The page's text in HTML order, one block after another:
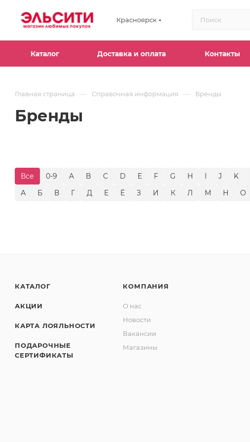
Красноярск
Каталог Доставка и оплата Контакты
Главная страница — Справочная информация — Бренды
Бренды
Все 0-9 A B C D E F G H I J K
А
Б В Г Д Е Ё З И К Л М Н О
КАТАЛОГ
АКЦИИ
КАРТА ЛОЯЛЬНОСТИ
ПОДАРОЧНЫЕ
СЕРТИФИКАТЫ
КОМПАНИЯ
О нас
Новости
Вакансии
Магазины